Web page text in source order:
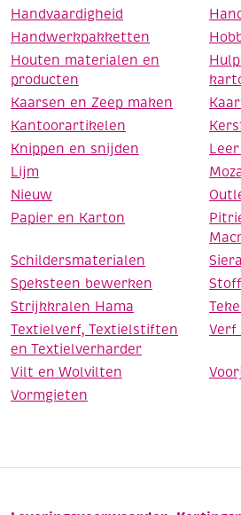
Handvaardigheid
Handwerkpakketten
Houten materialen en
producten
Kaarsen en Zeep maken
Kantoorartikelen
Knippen en snijden
Lijm
Nieuw
Papier en Karton
Schildersmaterialen
Speksteen bewerken
Strijkkralen Hama
Textielverf, Textielstiften
en Textielverharder
Verf
Vilt en Wolvilten
Vormgieten